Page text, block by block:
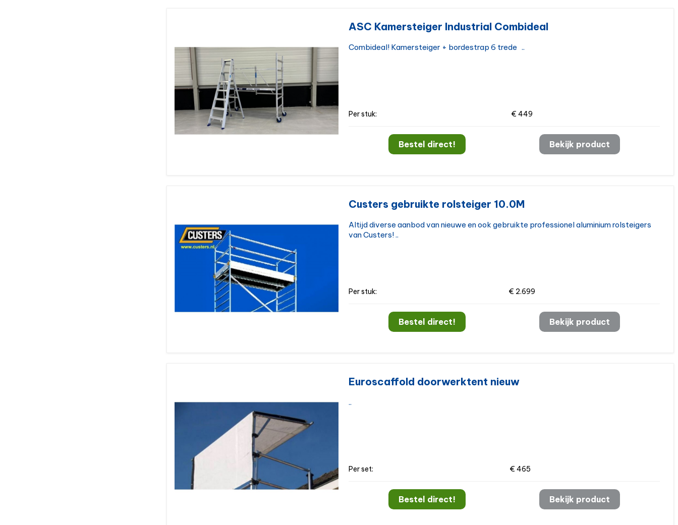
ASC Kamersteiger Industrial Combideal
Combideal! Kamersteiger + bordestrap 6 trede ..
Per stuk: € 449
Bestel direct! Bekijk product
Custers gebruikte rolsteiger 10.0M
Altijd diverse aanbod van nieuwe en ook gebruikte professionel aluminium rolsteigers
van Custers! ..
Per stuk: € 2.699
Bestel direct! Bekijk product
Euroscaffold doorwerktent nieuw
..
Per set: € 465
Bestel direct! Bekijk product